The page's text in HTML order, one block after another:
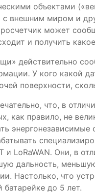
объектами
с внешним миром и
может
и получить
действительно
У кого какой
поверхности,
что, в
как правило, не
и LoRaWAN. Они, в
дальность,
Настолько, что
батарейке до 5 лет.